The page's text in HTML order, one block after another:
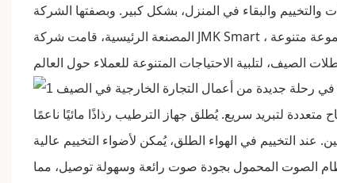
والتخييم والبقاء في المنزل، بشكل كبير. وبصفتها الشركة
المصنعة الرئيسية، قامت شركة JMK Smart، بخبرتها الواسعة ومعرفتها العميقة بالسوق، بتصميم التصاميم الأولية، وأطلقت مجموعة متنوعة
لتبريد سريع. يُطلق جهاز الترطيب رذاذًا مائيًا ناعمًا
عند التخييم في الهواء الطلق، يُمكن لأضواء التخييم عالية
الصوت المحمول بجودة صوت رائعة وسهولة توصيل، مما